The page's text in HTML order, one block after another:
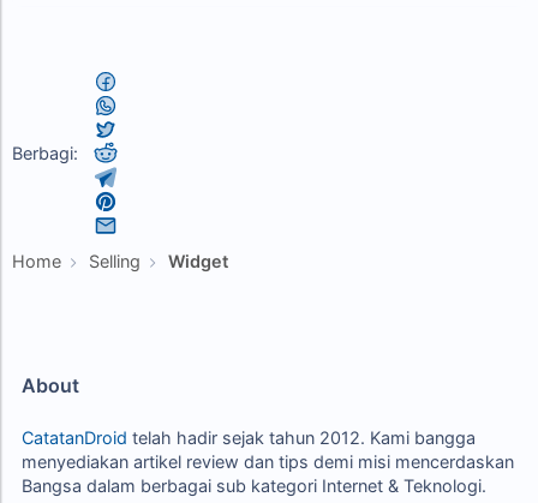
Berbagi:
Home Selling Widget
About
CatatanDroid telah hadir sejak tahun 2012. Kami bangga
menyediakan artikel review dan tips demi misi mencerdaskan
Bangsa dalam berbagai sub kategori Internet & Teknologi.